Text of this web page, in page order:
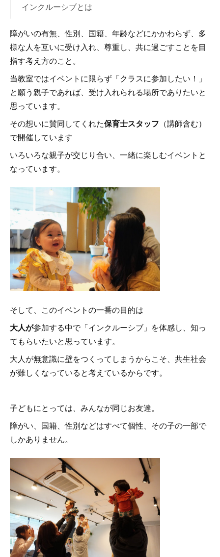
インクルーシブとは
障がいの有無、性別、国籍、年齢などにかかわらず、多
様な人を互いに受け入れ、尊重し、共に過ごすことを目
指す考え方のこと。
当教室ではイベントに限らず「クラスに参加したい！」
と願う親子であれば、受け入れられる場所でありたいと
思っています。
その想いに賛同してくれた保育士スタッフ （講師含む）
で開催しています
いろいろな親子が交じり合い、一緒に楽しむイベントと
なっています。
そして、このイベントの一番の目的は
大人が参加する中で「インクルーシブ」を体感し、知っ
てもらいたいと思っています。
大人が無意識に壁をつくってしまうからこそ、共生社会
が難しくなっていると考えているからです。
子どもにとっては、みんなが同じお友達。
障がい、国籍、性別などはすべて個性、その子の一部で
しかありません。